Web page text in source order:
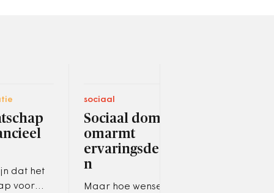
dat het
voor
sociaal
Sociaal domein
omarmt
ervaringsdeskundige
n
Maar hoe wenselijk is dat?